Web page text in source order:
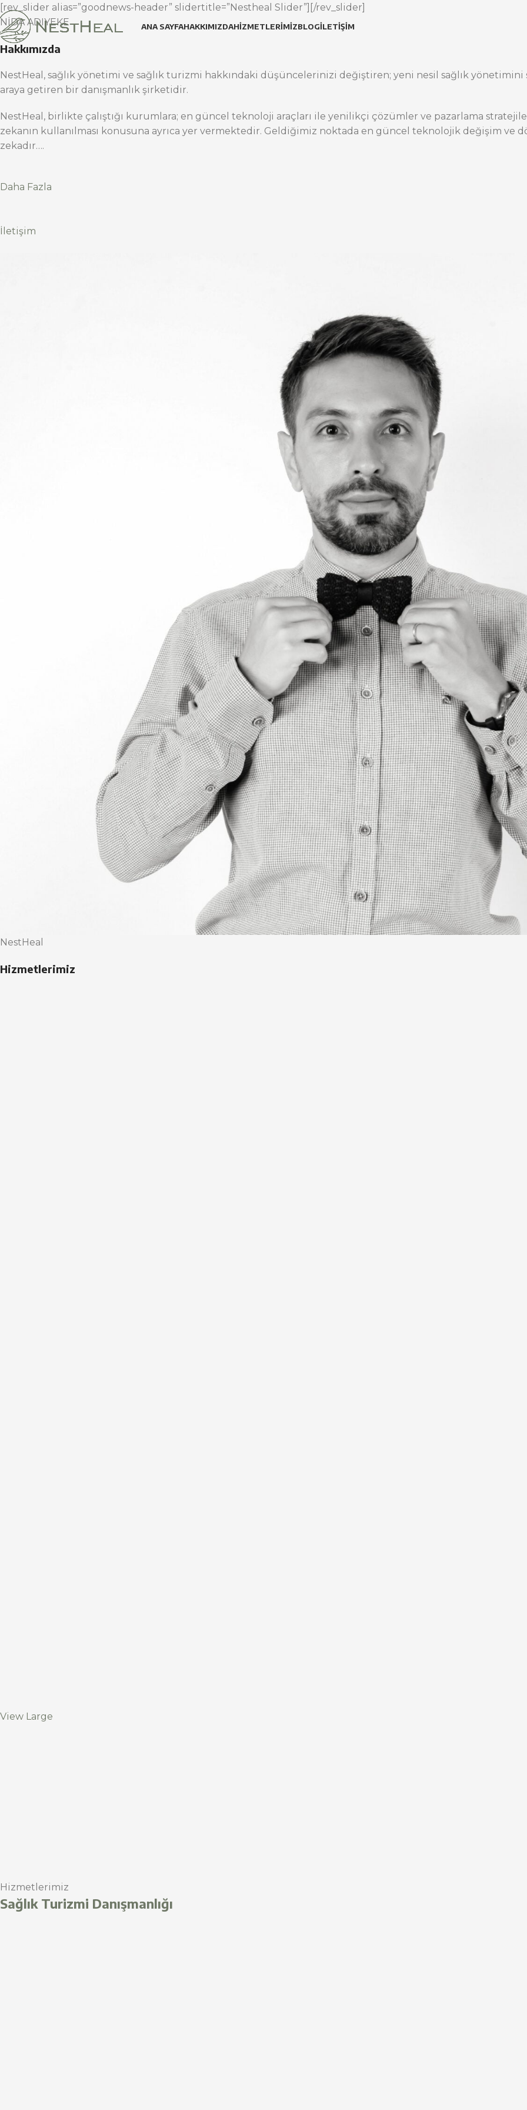
ANA SAYFAHAKKIMIZDAHIZMETLERIMIZBLOGİLETIŞIM
[rev_slider alias=”goodnews-header” slidertitle=”Nestheal Slider”][/rev_slider]
NİDA ADIYEKE
Hakkımızda
NestHeal, sağlık yönetimi ve sağlık turizmi hakkındaki düşüncelerinizi değiştiren; yeni nesil sağlık
araya getiren bir danışmanlık şirketidir.
NestHeal, birlikte çalıştığı kurumlara; en güncel teknoloji araçları ile yenilikçi çözümler ve pazarlama
zekanın kullanılması konusuna ayrıca yer vermektedir. Geldiğimiz noktada en güncel teknolojik değişim ve
zekadır….
Daha Fazla
İletişim
NestHeal
Hizmetlerimiz
View Large
Hizmetlerimiz
Sağlık Turizmi Danışmanlığı